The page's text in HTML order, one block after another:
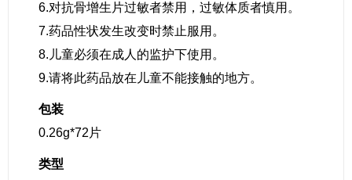
6.对抗骨增生片过敏者禁用，过敏体质者慎用。
7.药品性状发生改变时禁止服用。
8.儿童必须在成人的监护下使用。
9.请将此药品放在儿童不能接触的地方。
包装
0.26g*72片
类型